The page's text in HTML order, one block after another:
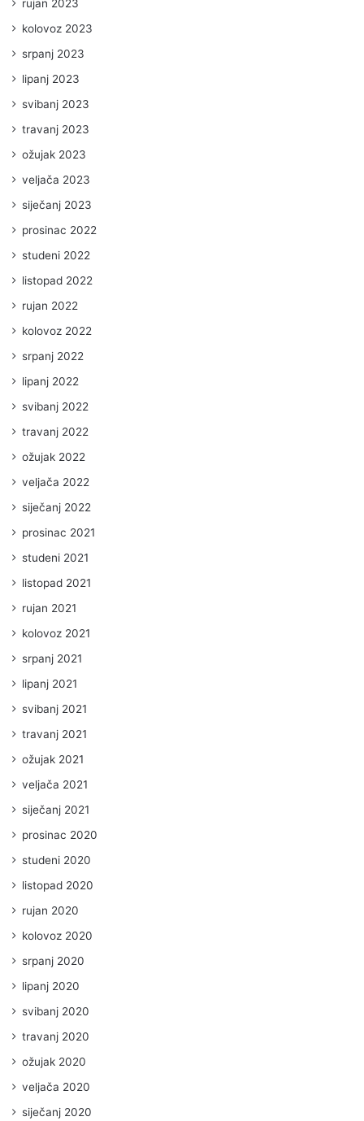
rujan 2023
kolovoz 2023
srpanj 2023
lipanj 2023
svibanj 2023
travanj 2023
ožujak 2023
veljača 2023
siječanj 2023
prosinac 2022
studeni 2022
listopad 2022
rujan 2022
kolovoz 2022
srpanj 2022
lipanj 2022
svibanj 2022
travanj 2022
ožujak 2022
veljača 2022
siječanj 2022
prosinac 2021
studeni 2021
listopad 2021
rujan 2021
kolovoz 2021
srpanj 2021
lipanj 2021
svibanj 2021
travanj 2021
ožujak 2021
veljača 2021
siječanj 2021
prosinac 2020
studeni 2020
listopad 2020
rujan 2020
kolovoz 2020
srpanj 2020
lipanj 2020
svibanj 2020
travanj 2020
ožujak 2020
veljača 2020
siječanj 2020